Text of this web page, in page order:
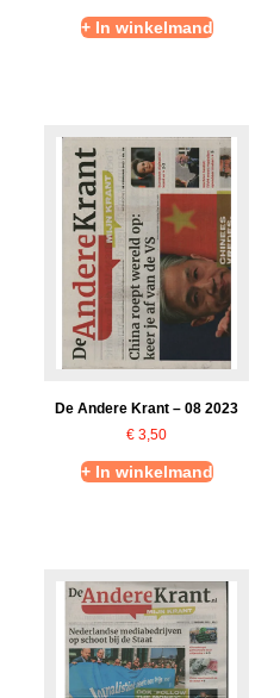
+ In winkelmand
De Andere Krant – 08 2023
€ 3,50
+ In winkelmand